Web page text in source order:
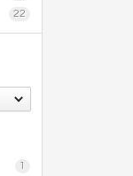
22
1